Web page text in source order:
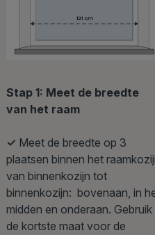
Stap 1: Meet de breedte
van het raam
✓ Meet de breedte op 3
plaatsen binnen het
van binnenkozijn tot
binnenkozijn: bovenaan, in
midden en onderaan. Gebruik
de kortste maat voor de